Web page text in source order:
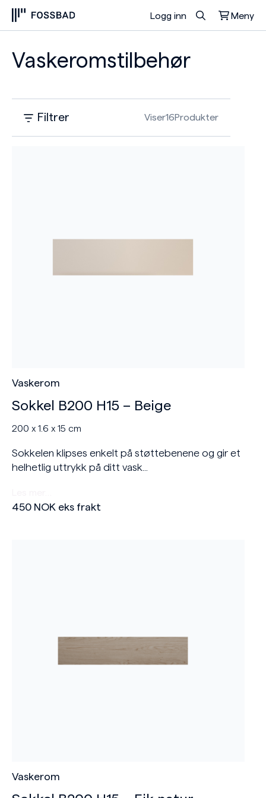
Logg inn Meny
Du har ingen produkter i handlekurven.
Vaskeromstilbehør
Filtrer Viser16Produkter
Vaskerom
Sokkel B200 H15 – Beige
200 x 1.6 x 15 cm
Sokkelen klipses enkelt på støttebenene og gir et
helhetlig uttrykk på ditt vask...
450 NOK eks frakt
Vaskerom